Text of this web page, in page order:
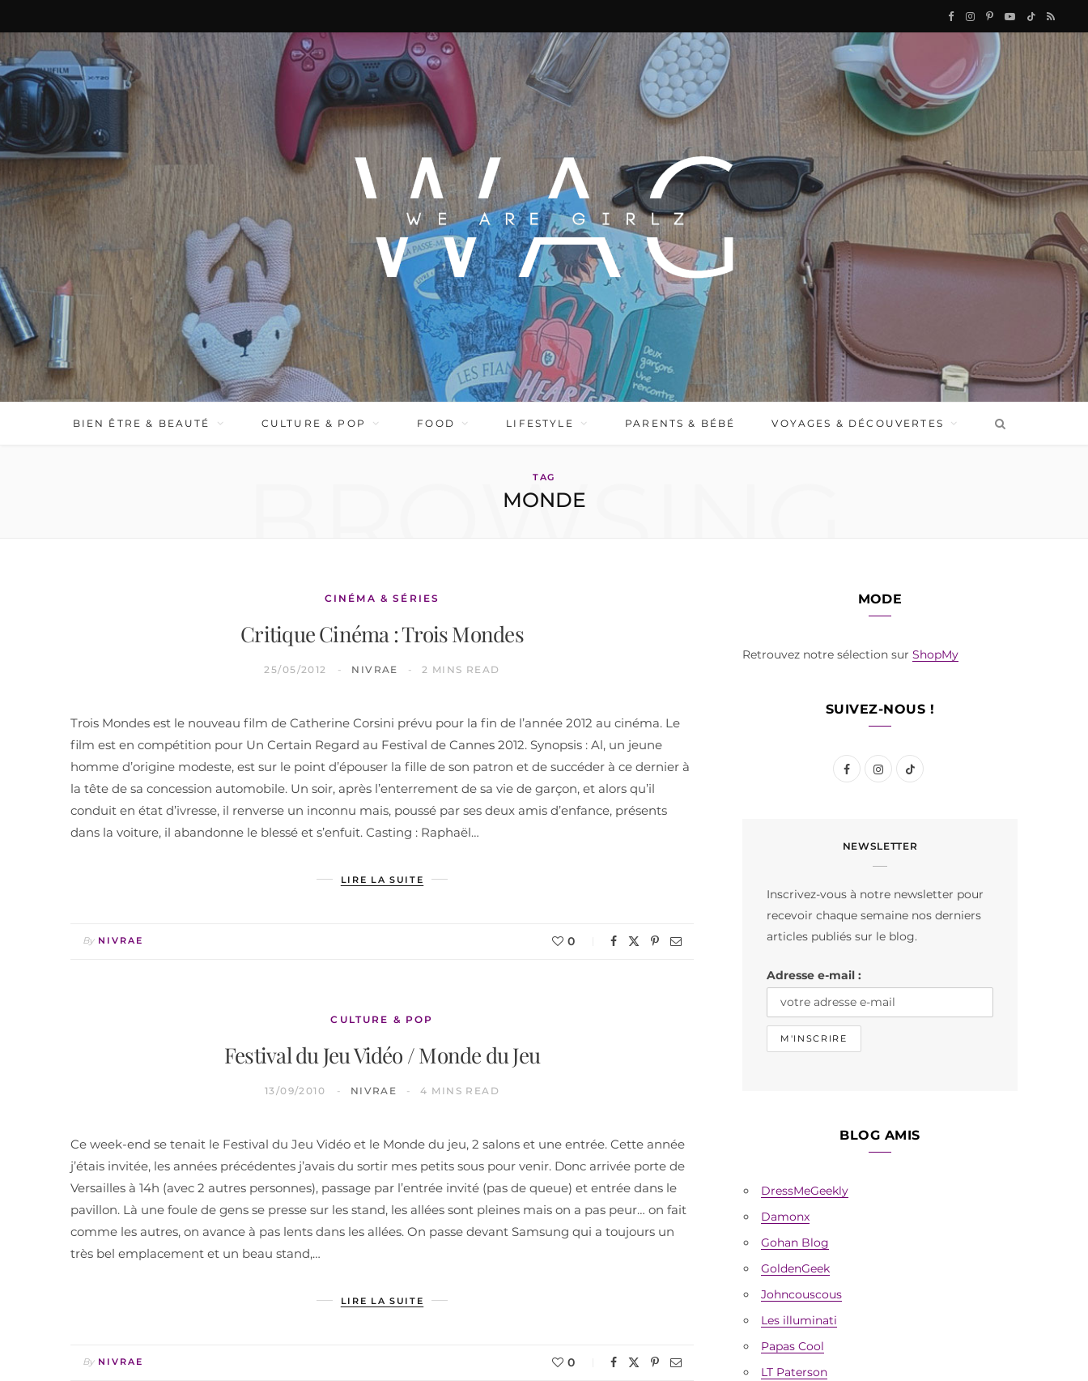
F
c
o
k
I
s
g
a
P
r
Y
b
e
T
k
R
BIEN ÊTRE & BEAUTÉ CULTURE & POP FOOD LIFESTYLE PARENTS & BÉBÉ VOYAGES & DÉCOUVERTES
TAG
MONDE
BROWSING
CINÉMA & SÉRIES
Critique Cinéma : Trois Mondes
25/05/2012 NIVRAE 2 MINS READ
Trois Mondes est le nouveau film de Catherine Corsini prévu pour la fin de l’année 2012 au cinéma. Le
film est en compétition pour Un Certain Regard au Festival de Cannes 2012. Synopsis : Al, un jeune
homme d’origine modeste, est sur le point d’épouser la fille de son patron et de succéder à ce dernier à
la tête de sa concession automobile. Un soir, après l’enterrement de sa vie de garçon, et alors qu’il
conduit en état d’ivresse, il renverse un inconnu mais, poussé par ses deux amis d’enfance, présents
dans la voiture, il abandonne le blessé et s’enfuit. Casting : Raphaël…
LIRE LA SUITE
By NIVRAE 0
CULTURE & POP
Festival du Jeu Vidéo / Monde du Jeu
13/09/2010 NIVRAE 4 MINS READ
Ce week-end se tenait le Festival du Jeu Vidéo et le Monde du jeu, 2 salons et une entrée. Cette année
j’étais invitée, les années précédentes j’avais du sortir mes petits sous pour venir. Donc arrivée porte de
Versailles à 14h (avec 2 autres personnes), passage par l’entrée invité (pas de queue) et entrée dans le
pavillon. Là une foule de gens se presse sur les stand, les allées sont pleines mais on a pas peur… on fait
comme les autres, on avance à pas lents dans les allées. On passe devant Samsung qui a toujours un
très bel emplacement et un beau stand,…
LIRE LA SUITE
By NIVRAE 0
MODE
Retrouvez notre sélection sur ShopMy
SUIVEZ-NOUS !
F
e
o
I
t
r
m
T
T
NEWSLETTER
Inscrivez-vous à notre newsletter pour
recevoir chaque semaine nos derniers
articles publiés sur le blog.
Adresse e-mail :
BLOG AMIS
DressMeGeekly
Damonx
Gohan Blog
GoldenGeek
Johncouscous
Les illuminati
Papas Cool
LT Paterson